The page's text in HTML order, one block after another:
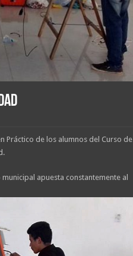
Práctico de los alumnos del Curso de
apuesta constantemente al